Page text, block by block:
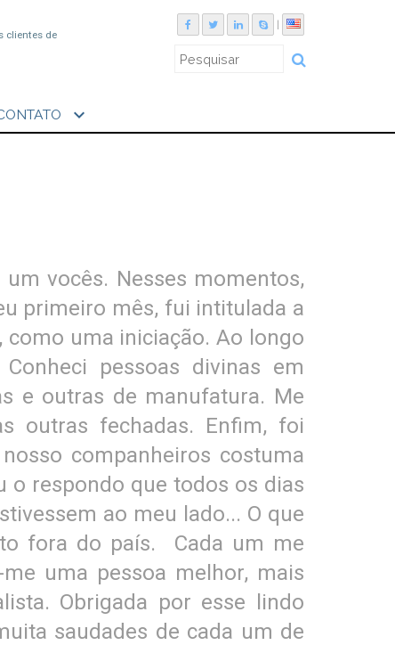
clientes de
expand_more
vocês. Nesses momentos,
primeiro mês, fui intitulada a
como uma iniciação. Ao longo
pessoas divinas em
e outras de manufatura. Me
outras fechadas. Enfim, foi
companheiros costuma
o respondo que todos os dias
ao meu lado... O que
fora do país. Cada um me
uma pessoa melhor, mais
Obrigada por esse lindo
saudades de cada um de